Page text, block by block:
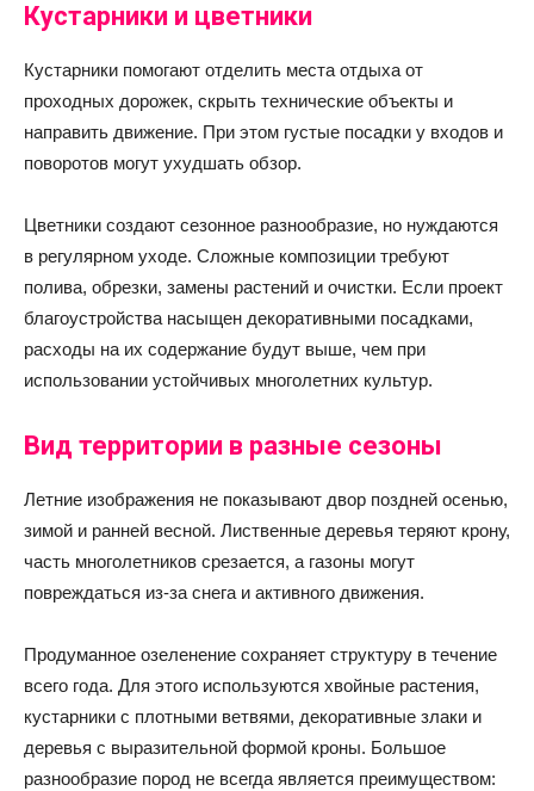
Кустарники и цветники
Кустарники помогают отделить места отдыха от
проходных дорожек, скрыть технические объекты и
направить движение. При этом густые посадки у входов и
поворотов могут ухудшать обзор.
Цветники создают сезонное разнообразие, но нуждаются
в регулярном уходе. Сложные композиции требуют
полива, обрезки, замены растений и очистки. Если проект
благоустройства насыщен декоративными посадками,
расходы на их содержание будут выше, чем при
использовании устойчивых многолетних культур.
Вид территории в разные сезоны
Летние изображения не показывают двор поздней осенью,
зимой и ранней весной. Лиственные деревья теряют крону,
часть многолетников срезается, а газоны могут
повреждаться из-за снега и активного движения.
Продуманное озеленение сохраняет структуру в течение
всего года. Для этого используются хвойные растения,
кустарники с плотными ветвями, декоративные злаки и
деревья с выразительной формой кроны. Большое
разнообразие пород не всегда является преимуществом: